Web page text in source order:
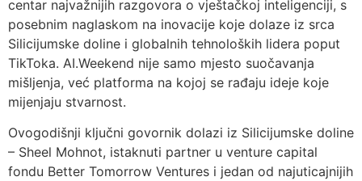
centar najvažnijih razgovora o vještačkoj inteligenciji, s
posebnim naglaskom na inovacije koje dolaze iz srca
Silicijumske doline i globalnih tehnoloških lidera poput
TikToka. AI.Weekend nije samo mjesto suočavanja
mišljenja, već platforma na kojoj se rađaju ideje koje
mijenjaju stvarnost.
Ovogodišnji ključni govornik dolazi iz Silicijumske doline
– Sheel Mohnot, istaknuti partner u venture capital
fondu Better Tomorrow Ventures i jedan od najuticajnijih